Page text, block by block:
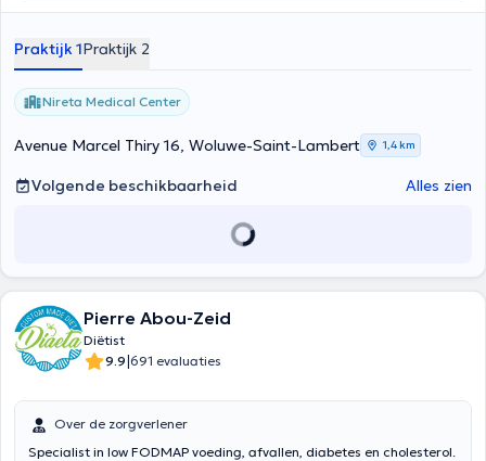
Praktijk 1Praktijk 2
Nireta Medical Center
Avenue Marcel Thiry 16, Woluwe-Saint-Lambert 1,4 km
Volgende beschikbaarheid Alles zien
Pierre Abou-Zeid
Diëtist
9.9|691 evaluaties
Over de zorgverlener
Specialist in low FODMAP voeding, afvallen, diabetes en cholesterol.